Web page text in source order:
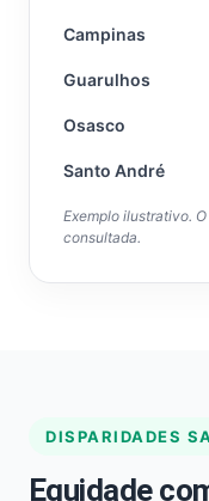
Campinas
Guarulhos
Osasco
Santo André
Exemplo ilustrativo.
consultada.
DISPARIDADES
Equidade